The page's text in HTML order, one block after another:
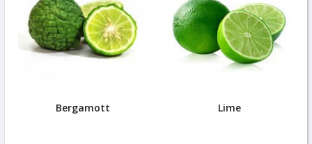
Bergamott Lime